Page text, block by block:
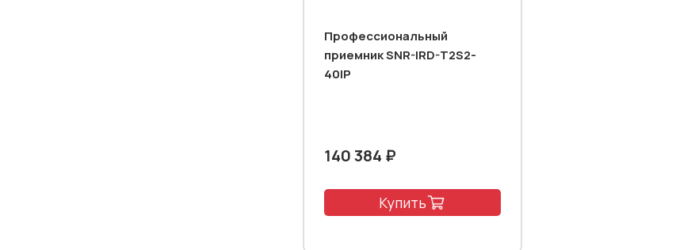
Профессиональный
приемник SNR-IRD-T2S2-
40IP
140 384 ₽
Купить